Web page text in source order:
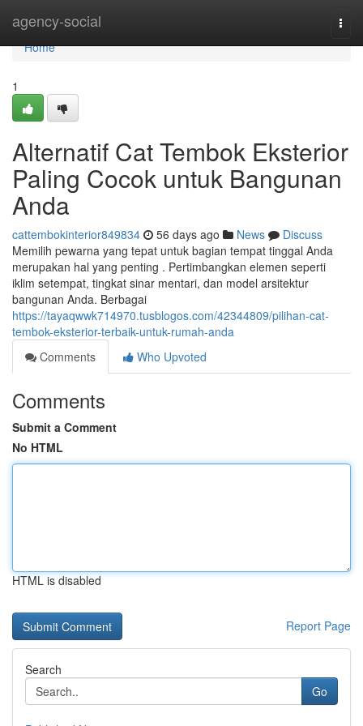
agency-social
Home
Home
1
Alternatif Cat Tembok Eksterior
Paling Cocok untuk Bangunan
Anda
cattembokinterior849834 56 days ago News
Discuss
Memilih pewarna yang tepat untuk bagian tempat tinggal Anda
merupakan hal yang penting . Pertimbangkan elemen seperti
iklim setempat, tingkat sinar mentari, dan model arsitektur
bangunan Anda. Berbagai
https://tayaqwwk714970.tusblogos.com/42344809/pilihan-cat-
tembok-eksterior-terbaik-untuk-rumah-anda
Comments
Who Upvoted
Comments
Submit a Comment
No HTML
HTML is disabled
Report Page
Search
Go